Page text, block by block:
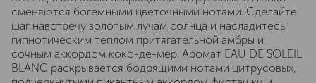
сменяются богемными цветочными нотами. Сделайте
шаг навстречу золотым лучам солнца и насладитесь
гипнотическим теплом притягательной амбры и
сочным аккордом коко-де-мер. Аромат EAU DE SOLEIL
BLANC раскрывается бодрящими нотами цитрусовых,